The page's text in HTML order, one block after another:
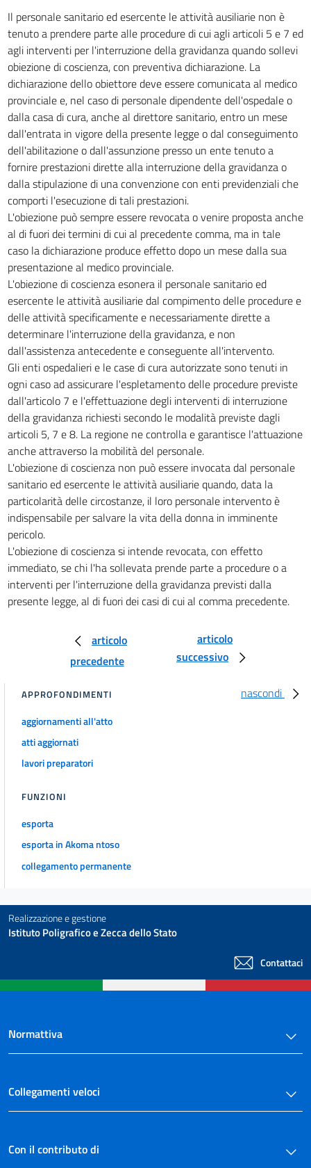
20
21
22
Il personale sanitario ed esercente le attività ausiliarie non è
tenuto a prendere parte alle procedure di cui agli articoli 5 e 7 ed
agli interventi per l'interruzione della gravidanza quando sollevi
obiezione di coscienza, con preventiva dichiarazione. La
dichiarazione dello obiettore deve essere comunicata al medico
provinciale e, nel caso di personale dipendente dell'ospedale o
dalla casa di cura, anche al direttore sanitario, entro un mese
dall'entrata in vigore della presente legge o dal conseguimento
dell'abilitazione o dall'assunzione presso un ente tenuto a
fornire prestazioni dirette alla interruzione della gravidanza o
dalla stipulazione di una convenzione con enti previdenziali che
comporti l'esecuzione di tali prestazioni.
L'obiezione può sempre essere revocata o venire proposta anche
al di fuori dei termini di cui al precedente comma, ma in tale
caso la dichiarazione produce effetto dopo un mese dalla sua
presentazione al medico provinciale.
L'obiezione di coscienza esonera il personale sanitario ed
esercente le attività ausiliarie dal compimento delle procedure e
delle attività specificamente e necessariamente dirette a
determinare l'interruzione della gravidanza, e non
dall'assistenza antecedente e conseguente all'intervento.
Gli enti ospedalieri e le case di cura autorizzate sono tenuti in
ogni caso ad assicurare l'espletamento delle procedure previste
dall'articolo 7 e l'effettuazione degli interventi di interruzione
della gravidanza richiesti secondo le modalità previste dagli
articoli 5, 7 e 8. La regione ne controlla e garantisce l'attuazione
anche attraverso la mobilità del personale.
L'obiezione di coscienza non può essere invocata dal personale
sanitario ed esercente le attività ausiliarie quando, data la
particolarità delle circostanze, il loro personale intervento è
indispensabile per salvare la vita della donna in imminente
pericolo.
L'obiezione di coscienza si intende revocata, con effetto
immediato, se chi l'ha sollevata prende parte a procedure o a
interventi per l'interruzione della gravidanza previsti dalla
presente legge, al di fuori dei casi di cui al comma precedente.
articolo
precedente
articolo
successivo
nascondi
APPROFONDIMENTI
aggiornamenti all'atto
atti aggiornati
lavori preparatori
FUNZIONI
esporta
esporta in Akoma ntoso
collegamento permanente
Realizzazione e gestione
Istituto Poligrafico e Zecca dello Stato
Contattaci
Normattiva
Collegamenti veloci
Con il contributo di